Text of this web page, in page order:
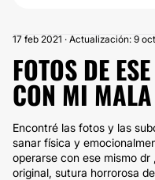
17 feb 2021 · Actualización: 9
FOTOS DE
CON MI
Encontré las fotos y las
sanar física y
operarse con ese mismo
original, sutura horrorosa